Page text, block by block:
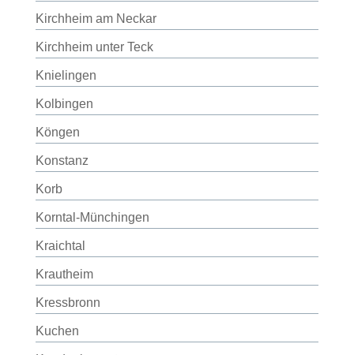
Kirchheim am Neckar
Kirchheim unter Teck
Knielingen
Kolbingen
Köngen
Konstanz
Korb
Korntal-Münchingen
Kraichtal
Krautheim
Kressbronn
Kuchen